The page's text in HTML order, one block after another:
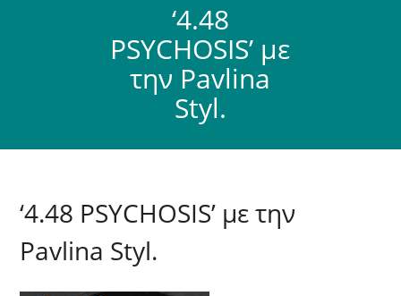
‘4.48
PSYCHOSIS’ με
την Pavlina
Styl.
‘4.48 PSYCHOSIS’ με την
Pavlina Styl.